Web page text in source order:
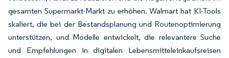
gesamten Supermarkt-Markt zu erhöhen. Walmart hat KI-Tools
skaliert, die bei der Bestandsplanung und Routenoptimierung
unterstützen, und Modelle entwickelt, die relevantere Suche
und Empfehlungen in digitalen Lebensmitteleinkaufsreisen